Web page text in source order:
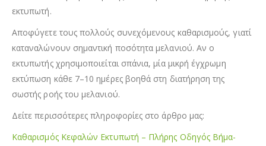
εκτυπωτή.
Αποφύγετε τους πολλούς συνεχόμενους καθαρισμούς, γιατί
καταναλώνουν σημαντική ποσότητα μελανιού. Αν ο
εκτυπωτής χρησιμοποιείται σπάνια, μία μικρή έγχρωμη
εκτύπωση κάθε 7–10 ημέρες βοηθά στη διατήρηση της
σωστής ροής του μελανιού.
Δείτε περισσότερες πληροφορίες στο άρθρο μας:
Καθαρισμός Κεφαλών Εκτυπωτή – Πλήρης Οδηγός Βήμα-